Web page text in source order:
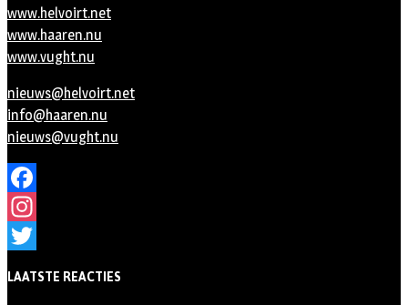
www.helvoirt.net
www.haaren.nu
www.vught.nu
nieuws@helvoirt.net
info@haaren.nu
nieuws@vught.nu
Facebook
Instagram
LAATSTE REACTIES